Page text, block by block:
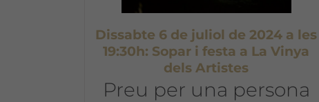
Dissabte 6 de juliol de 2024 a les
19:30h: Sopar i festa a La Vinya
dels Artistes
Preu per una persona